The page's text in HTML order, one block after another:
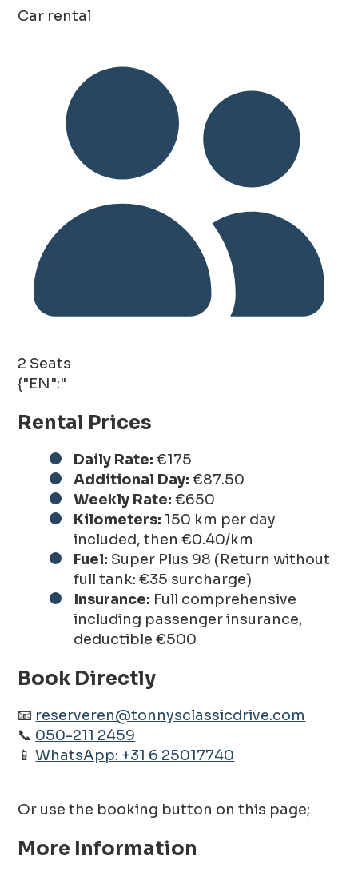
Car rental
2 Seats
{"EN":"
Rental Prices
Daily Rate: €175
Additional Day: €87.50
Weekly Rate: €650
Kilometers: 150 km per day
included, then €0.40/km
Fuel: Super Plus 98 (Return without
full tank: €35 surcharge)
Insurance: Full comprehensive
including passenger insurance,
deductible €500
Book Directly
📧 reserveren@tonnysclassicdrive.com
📞 050-211 2459
📱WhatsApp: +31 6 25017740
Or use the booking button on this page;
More Information